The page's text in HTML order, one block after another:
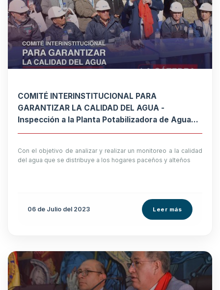
COMITÉ INTERINSTITUCIONAL PARA
GARANTIZAR LA CALIDAD DEL AGUA -
Inspección a la Planta Potabilizadora de Agua
Potable de Chuquiaguillo
Con el objetivo de analizar y realizar un monitoreo a la calidad
del agua que se distribuye a los hogares paceños y alteños
06 de Julio del 2023 Leer más